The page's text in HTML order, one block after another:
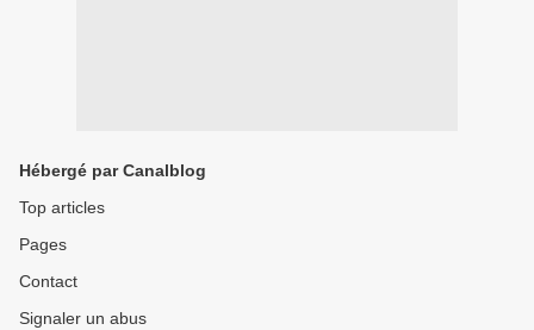
Hébergé par Canalblog
Top articles
Pages
Contact
Signaler un abus